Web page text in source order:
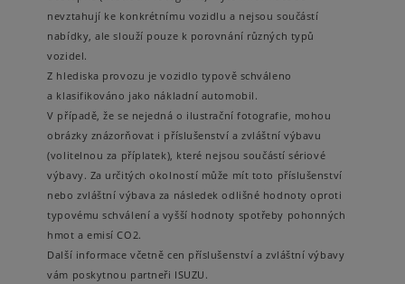
nevztahují ke konkrétnímu vozidlu a nejsou součástí
nabídky, ale slouží pouze k porovnání různých typů
vozidel.
Z hlediska provozu je vozidlo typově schváleno
a klasifikováno jako nákladní automobil.
V případě, že se nejedná o ilustrační fotografie, mohou
obrázky znázorňovat i příslušenství a zvláštní výbavu
(volitelnou za příplatek), které nejsou součástí sériové
výbavy. Za určitých okolností může mít toto příslušenství
nebo zvláštní výbava za následek odlišné hodnoty oproti
typovému schválení a vyšší hodnoty spotřeby pohonných
hmot a emisí CO2.
Další informace včetně cen příslušenství a zvláštní výbavy
vám poskytnou partneři ISUZU.